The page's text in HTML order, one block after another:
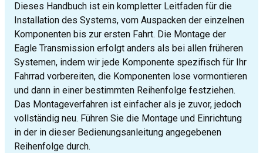
Dieses Handbuch ist ein kompletter Leitfaden für die
Installation des Systems, vom Auspacken der einzelnen
Komponenten bis zur ersten Fahrt. Die Montage der
Eagle Transmission erfolgt anders als bei allen früheren
Systemen, indem wir jede Komponente spezifisch für Ihr
Fahrrad vorbereiten, die Komponenten lose vormontieren
und dann in einer bestimmten Reihenfolge festziehen.
Das Montageverfahren ist einfacher als je zuvor, jedoch
vollständig neu. Führen Sie die Montage und Einrichtung
in der in dieser Bedienungsanleitung angegebenen
Reihenfolge durch.